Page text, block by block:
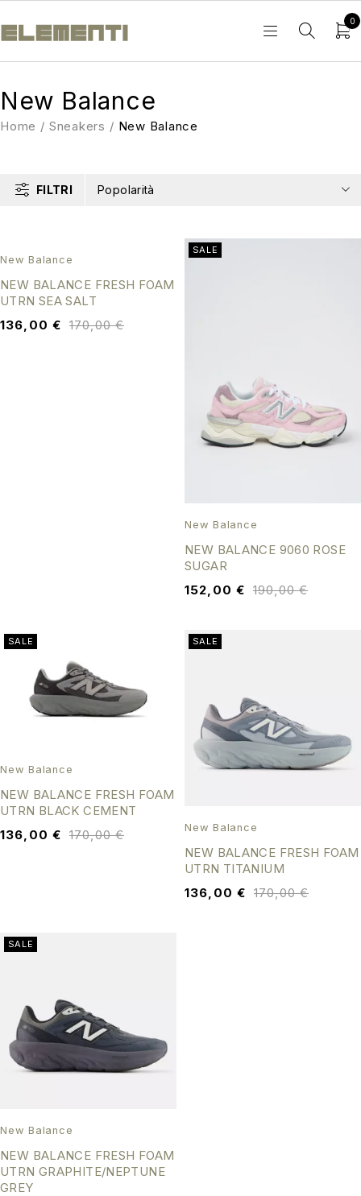
0
New Balance
Home / Sneakers / New Balance
FILTRI Popolarità
New Balance
NEW BALANCE FRESH FOAM
UTRN SEA SALT
170,00€
136,00 €
SALE
New Balance
NEW BALANCE 9060 ROSE
SUGAR
190,00€
152,00 €
SALE
New Balance
NEW BALANCE FRESH FOAM
UTRN BLACK CEMENT
170,00€
136,00 €
SALE
New Balance
NEW BALANCE FRESH FOAM
UTRN TITANIUM
170,00€
136,00 €
SALE
New Balance
NEW BALANCE FRESH FOAM
UTRN GRAPHITE/NEPTUNE
GREY